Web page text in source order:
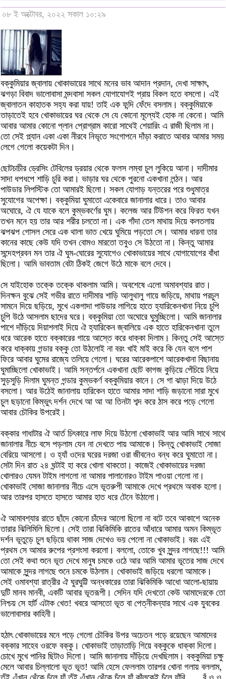
০৮ ই অক্টোবর, ২০২২ সকাল ১০:২৯
বক্কুমিয়ার জ্বালায় খোকাভায়ের সাথে মনের ভাব আদান প্রদান, দেখা সাক্ষাৎ,
ঝগড়া বিবাদ ভালোবাসা মন্দবাসা সকল যোগাযোগই প্রায় বিকল হতে বসলো। এই
জ্বালাতন কাহাতক সহ্য করা যায়! তাই এক ফন্দি ফেঁদে বসলাম। বক্কুমিয়াকে
তাড়াতেই হবে খোকাভায়ের ঘর থেকে সে যে কোনো মূল্যেই হোক না কেনো। আমি
আবার আমার কোনো প্লান প্রোগ্রাম কারো সাথেই শেয়ারিং এ রাজী ছিলাম না।
তো সেই প্ল্যান একা একা নীরবে নিভৃতে সংগোপনে দাঁড়া করাতে আবার আমার সময়
লেগে গেলো কয়েকটা দিন।
ছোটচাচীর ড্রেসিং টেবিলের ড্রয়ার থেকে ফলস লম্বা চুল লুকিয়ে আনা। দাদীমার
সাদা ধপধপে শাড়ি চুরি করা। ভাড়ার ঘর থেকে পুরনো একখানা লন্ঠন। আর
পাউডার লিপস্টিক তো আমারই ছিলো। সকল যোগাড় যন্তরের পরে শুধুমাত্র
সুযোগের অপেক্ষা। বক্কুমিয়া ঘুমাতো একেবারে জানালার ধারে। তাও আবার
অঘোরে, ঐ যে যাকে বলে কুম্ভকর্ণের ঘুম। কলেজ আর টিউশন করে ফিরত যখন
তখন মনে হয় তার আর শরীর চলতো না। এক গাঁদা তেল মাথায় দিয়ে কলতলায়
ঝপঝপ গোসল সেরে এক থালা ভাত খেয়ে ঘুমিয়ে পড়তো সে। আমার ধারনা তার
কানের কাছে কেউ যদি তখন বোমও মারতো তবুও সে উঠতো না। কিন্তু আমার
সন্দেহপ্রবন মন তার ঐ ঘুম-ঘোরের সুযোগেও খোকাভায়ের সাথে যোগাযোগের বাঁধা
ছিলো। আমি ভাবতাম বেটা ঠিকই জেগে উঠে মাকে বলে দেবে।
সে যাইহোক তক্কে তক্কে থাকলাম আমি। অবশেষে এলো অমাবশ্যার রাত।
দিনক্ষন বুঝে সেই গভীর রাতে দাদীমার শাড়ি আলুথালু গায়ে জড়িয়ে, মাথায় পরচুল
সামনে দিয়ে ছড়িয়ে, মুখে একগাদা পাউডার লাগিয়ে হাতে হ্যারিকেনখানা নিয়ে চুপি
চুপি উঠে আসলাম ছাদের ঘরে। বক্কুমিয়া তো অঘোরে ঘুমুচ্ছিলো। আমি জানালার
পাশে দাঁড়িয়ে দিয়াশলাই দিয়ে ঐ হ্যারিকেন জ্বালিয়ে এক হাতে হারিকেনখানা তুলে
ধরে আরেক হাতে বক্কারের গায়ে আস্তে করে ধাক্কা দিলাম। কিন্তু সেই আস্তে
করে ধাক্কায় গন্ডার বক্কু তো উঠলোই না বরং খাই মাই করে কি যেন বলে পাশ
ফিরে আবার ঘুমের রাজ্যে তলিয়ে গেলো। ঘরের আরেকপাশে আরেকখানা বিছানায়
ঘুমাচ্ছিলো খোকাভাই। আমি সন্তর্পনে একখানা ছোট কাগজ কুড়িয়ে পেঁচিয়ে নিয়ে
সুড়সুড়ি দিলাম ঘুমন্ত গন্ডার কুম্ভকর্ণ বক্কুমিয়ার কানে। সে গা ঝাড়া দিয়ে উঠে
বসলো। আর উঠেই জানালায় হারিকেন হাতে আমার সাদা শাড়ি জড়ানো সারা মুখে
চুল ছড়ানো কিম্ভুৎ দর্শন দেখে আ আ আ তিনটা শব্দ করে ঠাস করে পড়ে গেলো
আবার চৌকির উপরেই।
বক্কার গাধাটার ঐ আর্ত চিৎকারে লাফ দিয়ে উঠলো খোকাভাই আর আমি সাথে সাথে
জানালার নীচে বসে পড়লাম যেন না দেখতে পায় আমাকে। কিন্তু খোকাভাই সোজা
বেরিয়ে আসলো। ও হ্যাঁ ওদের ঘরের দরজা ওরা জীবনেও বন্ধ করে ঘুমাতো না।
সেটা দিন রাত ২৪ ঘন্টাই হা করে খোলা থাকতো। কাজেই খোকাভায়ের দরজা
খোলারও যেমন টাইম লাগলো না আমার পালানোরও টাইম পাওয়া গেলো না।
খোকাভাই সোজা জানালার নীচে এসে ভূতরুপী আমাকে দেখে প্রথমে অবাক হলো।
আর তারপর হাসতে হাসতে আমার হাত ধরে টেনে উঠালো।
ঐ আমাবশ্যার রাতে ছাঁদে কোনো চাঁদের আলো ছিলো না বটে তবে আকাশে অনেক
তারার ঝিলিমিলি ছিলো। সেই তারা ঝিকিমিকি রাতের আঁধারে আমার অমন কিম্ভূত
দর্শন ভূতুড়ে চুল ছড়িয়ে থাকা সাজ দেখেও ভয় পেলো না খোকাভাই। বরং এই
প্রথম সে আমার রুপের প্রশংসা করলো। বললো, তোকে খুব সুন্দর লাগছে!!! আমি
তো সেই কথা শুনে ভূত দেখে মানুষ চমকে ওঠে আর আমি আমার ভূতের সাজ দেখে
আমাকে সুন্দর লাগছে শুনে চমকে উঠলাম। খোকাভাই জড়িয়ে ধরলো আমাকে।
সেই ওমাবশ্যা রাত্রীর ঐ ঘুরঘুট্টি অন্ধকারের তারা ঝিকিমিকি আধো আলো-ছায়ায়
দুটি মানব মানবী, একটি আবার ভূতরূপী। সেদিন যদি দেখতো কেউ আমাদেরকে তো
নিশ্চয় সে হার্ট এটাক খেত! খবরে আসতো ভূত বা পেত্নীকন্যার সাথে এক যুবকের
ভালোবাসার কাহিনী।
হঠাৎ খোকাভায়ের মনে পড়ে গেলো চৌকির উপর অচেতন পড়ে রয়েছেন আমাদের
বক্কার সাহেব ওরফে বক্কু। খোকাভাই তাড়াতাড়ি গিয়ে বক্কুকে ধাক্কা দিলো।
চোখে মুখে পানির ছিটাও দিলো। আমি জানালায় দাঁড়িয়ে দেখছিলাম। বক্কুমিয়া চক্ষু
মেলে আবার চিল্লালো ভূত ভূত! আমি হেসে ফেললাম তারপর খোনা গলায় বললাম,